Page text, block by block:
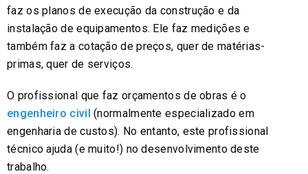
faz os planos de execução da construção e da
instalação de equipamentos. Ele faz medições e
também faz a cotação de preços, quer de matérias-
primas, quer de serviços.
O profissional que faz orçamentos de obras é o
engenheiro civil (normalmente especializado em
engenharia de custos). No entanto, este profissional
técnico ajuda (e muito!) no desenvolvimento deste
trabalho.